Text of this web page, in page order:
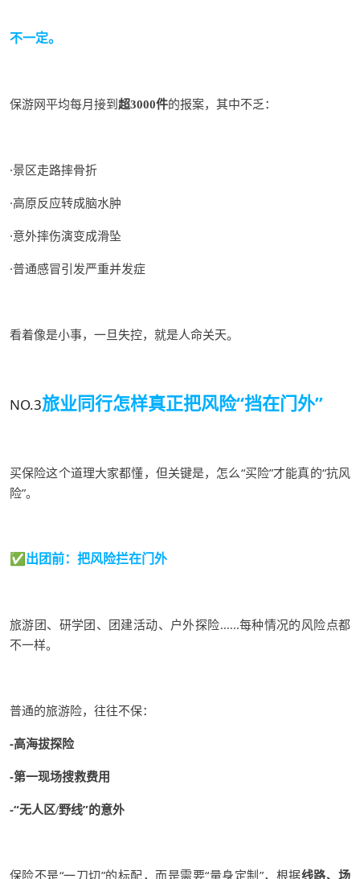
不一定。
保游网平均每月接到超3000件的报案，其中不乏：
·景区走路摔骨折
·高原反应转成脑水肿
·意外摔伤演变成滑坠
·普通感冒引发严重并发症
看着像是小事，一旦失控，就是人命关天。
NO.3旅业同行怎样真正把风险“挡在门外”
买保险这个道理大家都懂，但关键是， 怎么“买险”才能真的“抗风
险”。
✅出团前：把风险拦在门外
旅游团、研学团、团建活动、户外探险......每种情况的风险点都
不一样。
普通的旅游险，往往不保：
-高海拔探险
-第一现场搜救费用
-“无人区/野线”的意外
保险不是“一刀切”的标配，而是需要“量身定制”， 根据线路、场